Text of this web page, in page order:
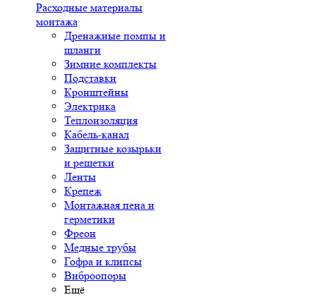
Расходные материалы
монтажа
Дренажные помпы и
шланги
Зимние комплекты
Подставки
Кронштейны
Электрика
Теплоизоляция
Кабель-канал
Защитные козырьки
и решетки
Ленты
Крепеж
Монтажная пена и
герметики
Фреон
Медные трубы
Гофра и клипсы
Виброопоры
Ещё